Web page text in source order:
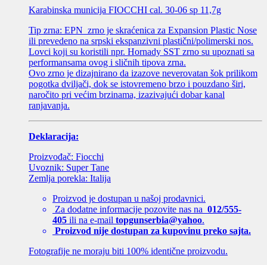
Karabinska municija FIOCCHI cal. 30-06 sp 11,7g
Tip zrna: EPN zrno je skraćenica za Expansion Plastic Nose
ili prevedeno na srpski ekspanzivni plastični/polimerski nos.
Lovci koji su koristili npr. Hornady SST zrno su upoznati sa
performansama ovog i sličnih tipova zrna.
Ovo zrno je dizajnirano da izazove neverovatan šok prilikom
pogotka dviljači, dok se istovremeno brzo i pouzdano širi,
naročito pri većim brzinama, izazivajući dobar kanal
ranjavanja.
Deklaracija:
Proizvođač: Fiocchi
Uvoznik: Super Tane
Zemlja porekla: Italija
Proizvod je dostupan u našoj prodavnici.
Za dodatne informacije pozovite nas na 012/555-
405 ili na e-mail topgunserbia@yahoo.
Proizvod nije dostupan za kupovinu preko sajta.
Fotografije ne moraju biti 100% identične proizvodu.